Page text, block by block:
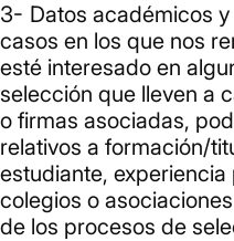
Datos académicos
casos en los que nos
esté interesado en
selección que lleven a
o firmas asociadas,
relativos a formación/
estudiante,
colegios o
de los procesos de